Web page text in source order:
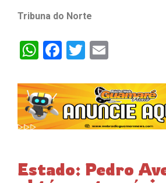
Tribuna do Norte
WhatsApp
Facebook
Twitter
Estado: Pedro